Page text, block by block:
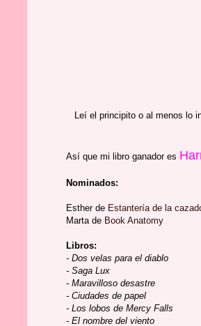
Leí el principito o al menos lo
Así que mi libro ganador es
Nominados:
Esther de Estantería de la
Marta de Book Anatomy
Libros:
- Dos velas para el diablo
- Saga Lux
- Maravilloso desastre
- Ciudades de papel
- Los lobos de Mercy Falls
- El nombre del viento